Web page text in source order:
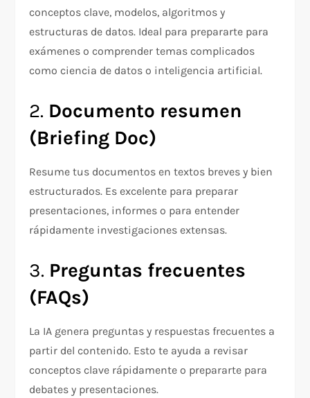
conceptos clave, modelos, algoritmos y
estructuras de datos. Ideal para prepararte para
exámenes o comprender temas complicados
como ciencia de datos o inteligencia artificial.
2. Documento resumen
(Briefing Doc)
Resume tus documentos en textos breves y bien
estructurados. Es excelente para preparar
presentaciones, informes o para entender
rápidamente investigaciones extensas.
3. Preguntas frecuentes
(FAQs)
La IA genera preguntas y respuestas frecuentes a
partir del contenido. Esto te ayuda a revisar
conceptos clave rápidamente o prepararte para
debates y presentaciones.